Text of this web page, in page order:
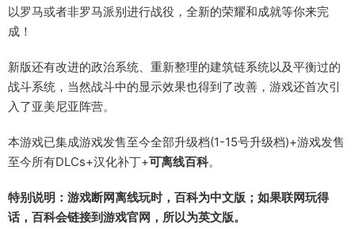
以罗马或者非罗马派别进行战役，全新的荣耀和成就等你来完
成！
新版还有改进的政治系统、重新整理的建筑链系统以及平衡过的
战斗系统，当然战斗中的显示效果也得到了改善，游戏还首次引
入了亚美尼亚阵营。
本游戏已集成游戏发售至今全部升级档(1-15号升级档)+游戏发售
至今所有DLCs+汉化补丁+可离线百科。
特别说明：游戏断网离线玩时，百科为中文版；如果联网玩得
话，百科会链接到游戏官网，所以为英文版。